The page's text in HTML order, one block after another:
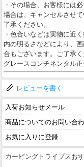
・その場合、お客様には
場合は、キャンセルさせ
了承ください。
・色合いなどは実物に近
内の明るさなどにより、
合もございます。ご了承
グレースコンチネンタル
レビューを書く
入荷お知らせメール
商品についてのお問い合
お気に入りに登録
カービングトライブスお